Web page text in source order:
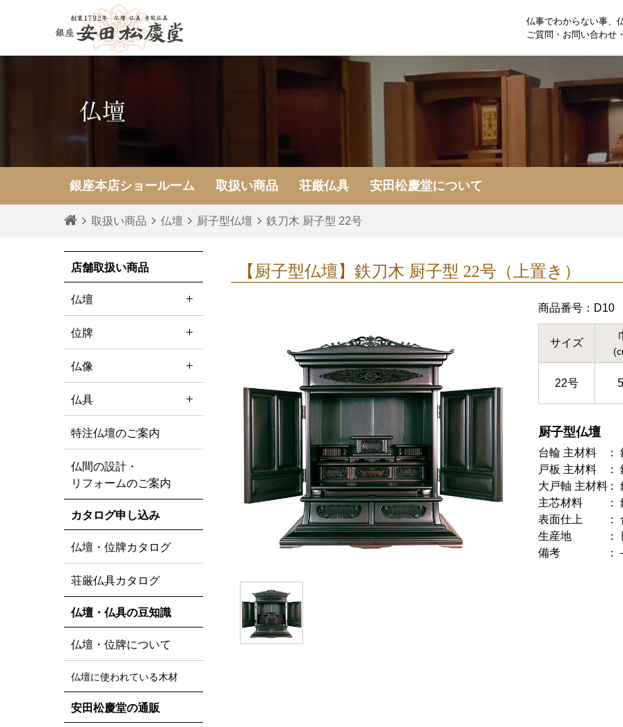
仏事でわからない事、
ご質問・お問い合わせ
仏壇
銀座本店ショールーム 取扱い商品 荘厳仏具 安田松慶堂について
取扱い商品 仏壇 厨子型仏壇 鉄刀木 厨子型 22号
【厨子型仏壇】 鉄刀木 厨子型 22号（上置き）
商品番号：D10
サイズ
22号
厨子型仏壇
台輪 主材料
戸板 主材料
大戸軸 主材料
主芯材料
表面仕上
生産地
備考
店舗取扱い商品
仏壇
位牌
仏像
仏具
特注仏壇のご案内
仏間の設計・
リフォームのご案内
カタログ申し込み
仏壇・位牌カタログ
荘厳仏具カタログ
仏壇・仏具の豆知識
仏壇・位牌について
仏壇に使われている木材
安田松慶堂の通販